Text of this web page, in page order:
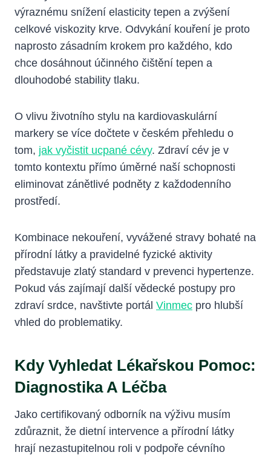
výraznému snížení elasticity tepen a zvýšení
celkové viskozity krve. Odvykání kouření je proto
naprosto zásadním krokem pro každého, kdo
chce dosáhnout účinného čištění tepen a
dlouhodobé stability tlaku.
O vlivu životního stylu na kardiovaskulární
markery se více dočtete v českém přehledu o
tom, jak vyčistit ucpané cévy. Zdraví cév je v
tomto kontextu přímo úměrné naší schopnosti
eliminovat zánětlivé podněty z každodenního
prostředí.
Kombinace nekouření, vyvážené stravy bohaté na
přírodní látky a pravidelné fyzické aktivity
představuje zlatý standard v prevenci hypertenze.
Pokud vás zajímají další vědecké postupy pro
zdraví srdce, navštivte portál Vinmec pro hlubší
vhled do problematiky.
Kdy Vyhledat Lékařskou Pomoc:
Diagnostika A Léčba
Jako certifikovaný odborník na výživu musím
zdůraznit, že dietní intervence a přírodní látky
hrají nezastupitelnou roli v podpoře cévního